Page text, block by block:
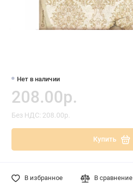
Нет в наличии
208.00р.
Без НДС: 208.00р.
Купить
В избранное В сравнение